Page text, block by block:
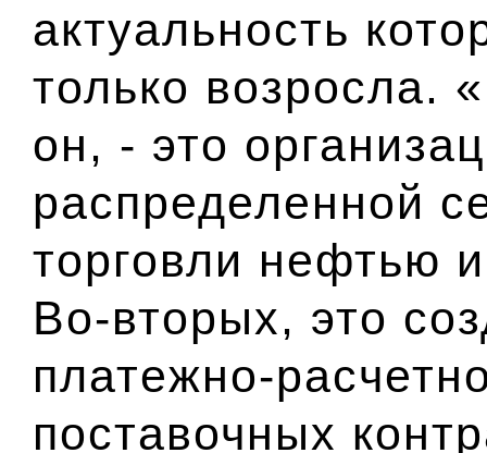
актуальность
только возросла.
он, - это
распределенной
торговли нефтью
Во-вторых, это
платежно-
поставочных